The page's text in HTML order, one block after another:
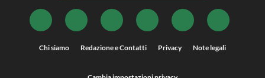
Chi siamo Redazione e Contatti Privacy Note legali